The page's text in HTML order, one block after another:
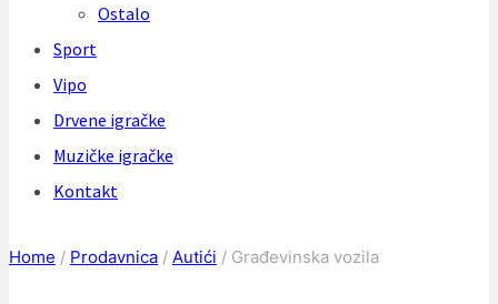
Ostalo
Sport
Vipo
Drvene igračke
Muzičke igračke
Kontakt
Home / Prodavnica / Autići / Građevinska vozila